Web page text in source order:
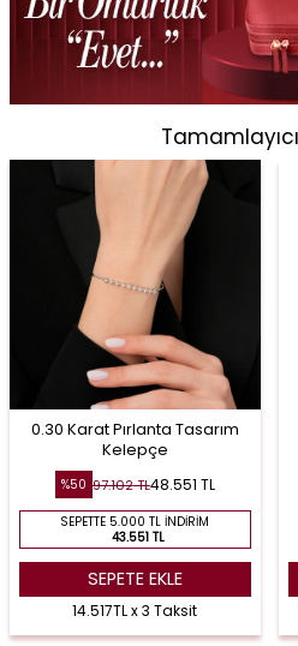
0.30 Karat Pırlanta Tasarım
Kelepçe
%50 97.102TL48.551 TL
SEPETTE 5.000 TL İNDIRIM
43.551 TL
SEPETE EKLE
14.517TL x 3 Taksit